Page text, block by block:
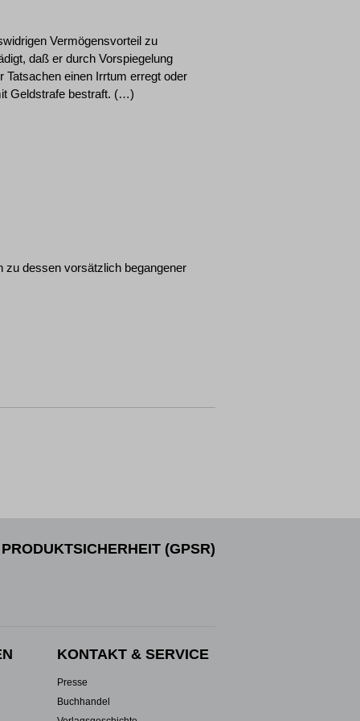
Vermögensvorteil zu
daß er durch Vorspiegelung
einen Irrtum erregt oder
Geldstrafe bestraft. (…)
zu dessen vorsätzlich begangener
PRODUKTSICHERHEIT (GPSR)
KONTAKT & SERVICE
Presse
Buchhandel